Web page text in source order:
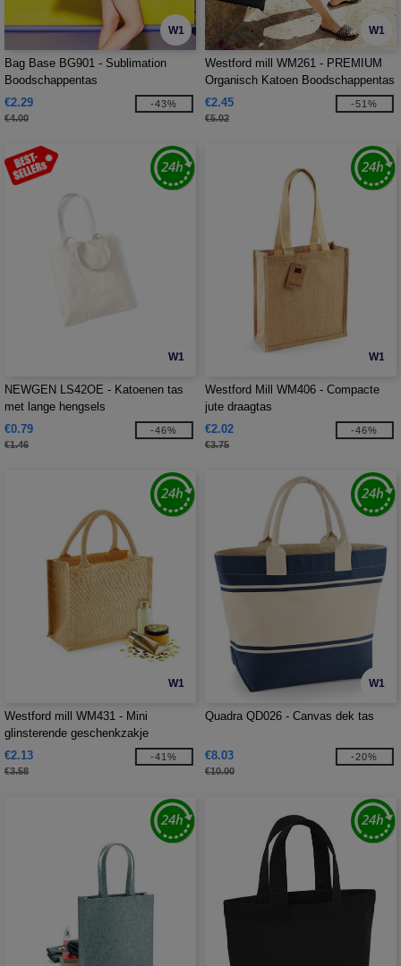
W1
Bag Base BG901 - Sublimation
Boodschappentas
€2.29
€4.00
-43%
W1
Westford mill WM261 - PREMIUM
Organisch Katoen Boodschappentas
€2.45
€5.02
-51%
W1
NEWGEN LS42OE - Katoenen tas
met lange hengsels
€0.79
€1.46
-46%
W1
Westford Mill WM406 - Compacte
jute draagtas
€2.02
€3.75
-46%
W1
Westford mill WM431 - Mini
glinsterende geschenkzakje
€2.13
€3.58
-41%
W1
Quadra QD026 - Canvas dek tas
€8.03
€10.00
-20%